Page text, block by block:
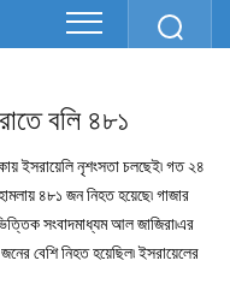
বলি ৪৮১
ইসরায়েলি নৃশংসতা চলছেই৷ গত ২৪
৪৮১ জন নিহত হয়েছে৷ গাজার
সংবাদমাধ্যম আল জাজিরা৷এর
বেশি নিহত হয়েছিল৷ ইসরায়েলের